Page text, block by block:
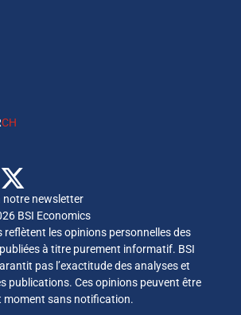
CH
notre newsletter
BSI Economics
reflètent les opinions personnelles des
à titre purement informatif. BSI
pas l’exactitude des analyses et
publications. Ces opinions peuvent être
moment sans notification.